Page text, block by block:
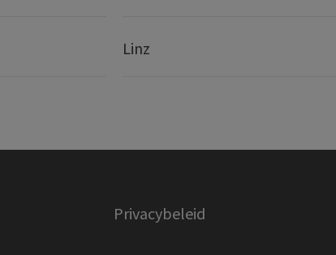
Linz
Privacybeleid